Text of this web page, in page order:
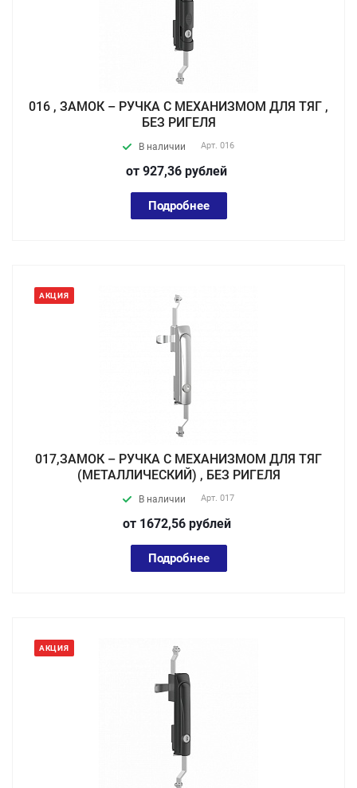
016 , ЗАМОК – РУЧКА С МЕХАНИЗМОМ ДЛЯ ТЯГ ,
БЕЗ РИГЕЛЯ
В наличии Арт. 016
от 927,36 рублей
Подробнее
АКЦИЯ
017,ЗАМОК – РУЧКА С МЕХАНИЗМОМ ДЛЯ ТЯГ
(МЕТАЛЛИЧЕСКИЙ) , БЕЗ РИГЕЛЯ
В наличии Арт. 017
от 1672,56 рублей
Подробнее
АКЦИЯ